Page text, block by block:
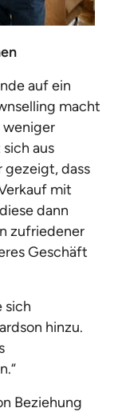
auf ein
macht
weniger
aus
gezeigt, dass
mit
dann
zufriedener
Geschäft
sich
hinzu.
Beziehung